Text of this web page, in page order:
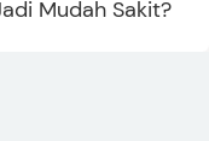
Mudah Sakit?